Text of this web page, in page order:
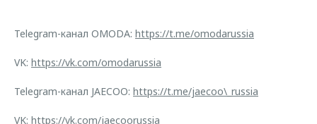
Telegram-канал OMODA: https://t.me/omodarussia
VK: https://vk.com/omodarussia
Telegram-канал JAECOO: https://t.me/jaecoo\_russia
VK: https://vk.com/jaecoorussia